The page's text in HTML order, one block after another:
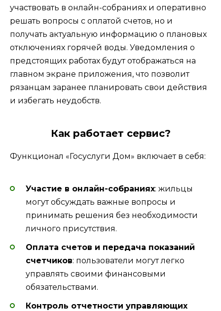
участвовать в онлайн-собраниях и оперативно
решать вопросы с оплатой счетов, но и
получать актуальную информацию о плановых
отключениях горячей воды. Уведомления о
предстоящих работах будут отображаться на
главном экране приложения, что позволит
рязанцам заранее планировать свои действия
и избегать неудобств.
Как работает сервис?
Функционал «Госуслуги Дом» включает в себя:
Участие в онлайн-собраниях: жильцы
могут обсуждать важные вопросы и
принимать решения без необходимости
личного присутствия.
Оплата счетов и передача показаний
счетчиков: пользователи могут легко
управлять своими финансовыми
обязательствами.
Контроль отчетности управляющих